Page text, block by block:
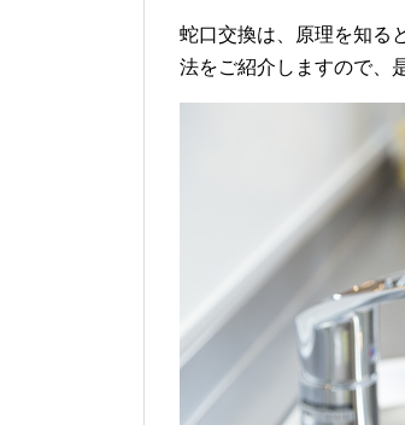
蛇口交換は、原理を知る
法をご紹介しますので、